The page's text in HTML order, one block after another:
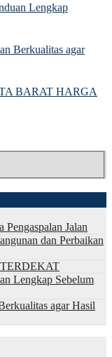
Lengkap
Berkualitas agar
BARAT HARGA
Jalan
dan Perbaikan
Lengkap Sebelum
agar Hasil